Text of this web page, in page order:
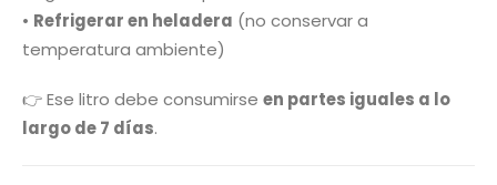
• Refrigerar en heladera (no conservar a
temperatura ambiente)
👉 Ese litro debe consumirse en partes iguales a lo
largo de 7 días.